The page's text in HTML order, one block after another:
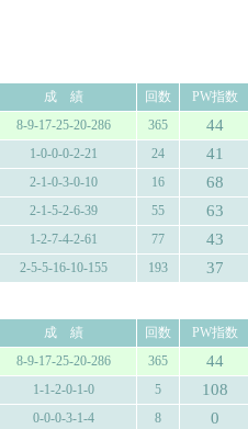
成 績 回数
PW指数
8-9-17-25-20-286 365 44
1-0-0-0-2-21 24 41
2-1-0-3-0-10 16 68
2-1-5-2-6-39 55 63
1-2-7-4-2-61 77 43
2-5-5-16-10-155 193 37
成 績 回数
PW指数
8-9-17-25-20-286 365 44
1-1-2-0-1-0 5 108
0-0-0-3-1-4 8 0